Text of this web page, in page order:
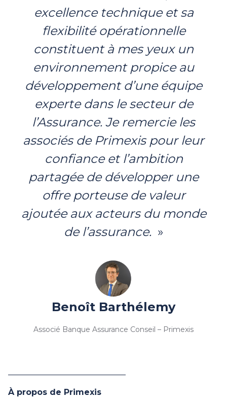
excellence technique et sa
flexibilité opérationnelle
constituent à mes yeux un
environnement propice au
développement d’une équipe
experte dans le secteur de
l’Assurance. Je remercie les
associés de Primexis pour leur
confiance et l’ambition
partagée de développer une
offre porteuse de valeur
ajoutée aux acteurs du monde
de l’assurance. »
Benoît Barthélemy
Associé Banque Assurance Conseil – Primexis
À propos de Primexis